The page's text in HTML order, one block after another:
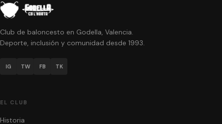
Club de baloncesto en Godella, Valencia.
Deporte, inclusión y comunidad desde 1993.
IG TW FB TK
EL CLUB
Historia